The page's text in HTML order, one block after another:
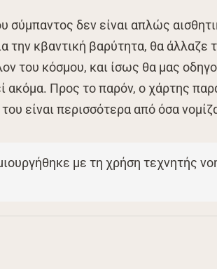
σύμπαντος δεν είναι απλώς
την κβαντική βαρύτητα, θα άλλαζε
του κόσμου, και ίσως θα μας
ακόμα. Προς το παρόν, ο χάρτης
είναι περισσότερα από όσα
με τη χρήση τεχνητής